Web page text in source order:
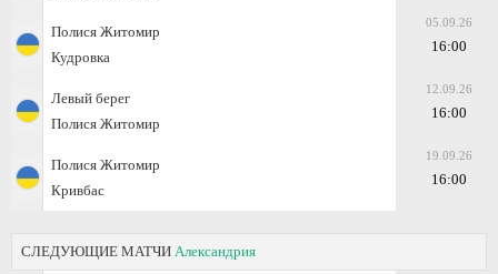
Полися Житомир
Кудровка
05.09.26
16:00
Левый берег
Полися Житомир
12.09.26
16:00
Полися Житомир
Кривбас
19.09.26
16:00
СЛЕДУЮЩИЕ МАТЧИ Александрия